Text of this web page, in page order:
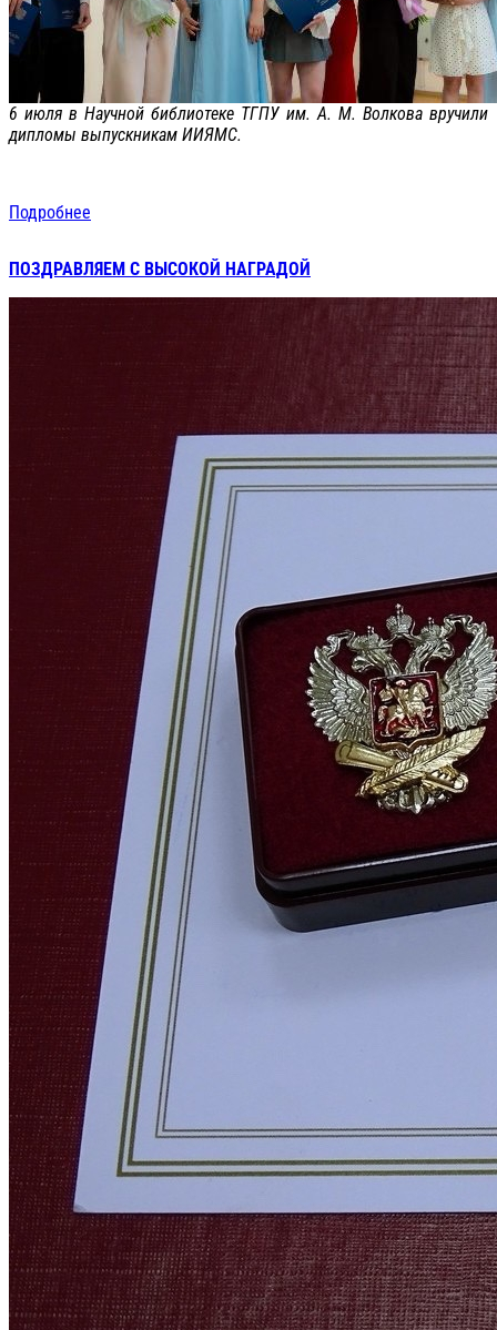
6 июля в Научной библиотеке ТГПУ им. А. М. Волкова вручили
дипломы выпускникам ИИЯМС.
Подробнее
ПОЗДРАВЛЯЕМ С ВЫСОКОЙ НАГРАДОЙ